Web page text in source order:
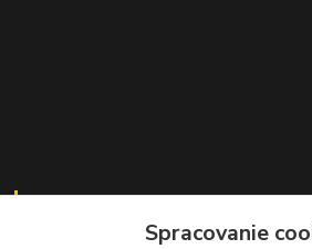
Kontakty
Spracovanie